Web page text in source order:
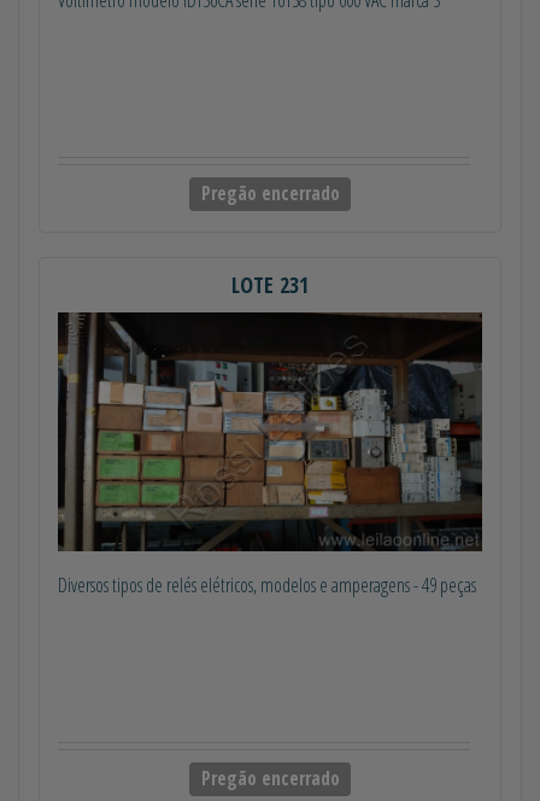
Pregão encerrado
LOTE 231
Diversos tipos de relés elétricos, modelos e amperagens - 49 peças
Pregão encerrado